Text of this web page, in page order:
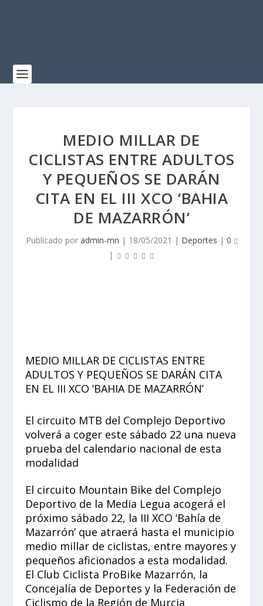
MEDIO MILLAR DE
CICLISTAS ENTRE ADULTOS
Y PEQUEÑOS SE DARÁN
CITA EN EL III XCO ‘BAHIA
DE MAZARRÓN’
Publicado por admin-mn | 18/05/2021 | Deportes | 0
|
MEDIO MILLAR DE CICLISTAS ENTRE
ADULTOS Y PEQUEÑOS SE DARÁN CITA
EN EL III XCO ‘BAHIA DE MAZARRÓN’
El circuito MTB del Complejo Deportivo
volverá a coger este sábado 22 una nueva
prueba del calendario nacional de esta
modalidad
El circuito Mountain Bike del Complejo
Deportivo de la Media Legua acogerá el
próximo sábado 22, la III XCO ‘Bahía de
Mazarrón’ que atraerá hasta el municipio
medio millar de ciclistas, entre mayores y
pequeños aficionados a esta modalidad.
El Club Ciclista ProBike Mazarrón, la
Concejalía de Deportes y la Federación de
Ciclismo de la Región de Murcia